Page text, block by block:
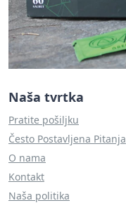
Naša tvrtka
Pratite pošiljku
Često Postavljena Pitanja
O nama
Kontakt
Naša politika